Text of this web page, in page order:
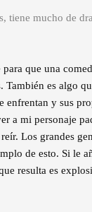
tiene mucho de
que una
También es algo
y sus
a mi personaje
Los grandes
de esto. Si le
resulta es